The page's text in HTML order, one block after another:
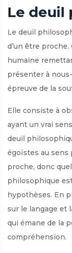
Le deuil
Le deuil
d’un être
humaine
présenter à
épreuve de la
Elle consiste à
ayant un vrai
deuil
égoïstes au sens
proche, donc
philosophique
hypothèses. En
sur le langage et
qui émane de la
compréhension.